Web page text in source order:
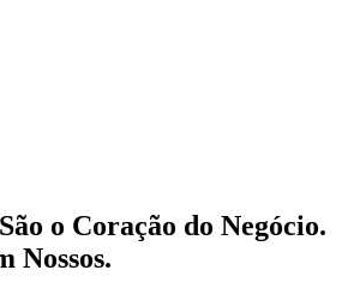
o Coração do Negócio.
Nossos.